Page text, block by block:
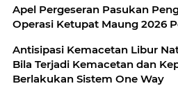
Apel Pergeseran Pasukan
Operasi Ketupat Maung 2026
Antisipasi Kemacetan Libur
Bila Terjadi Kemacetan dan
Berlakukan Sistem One Way